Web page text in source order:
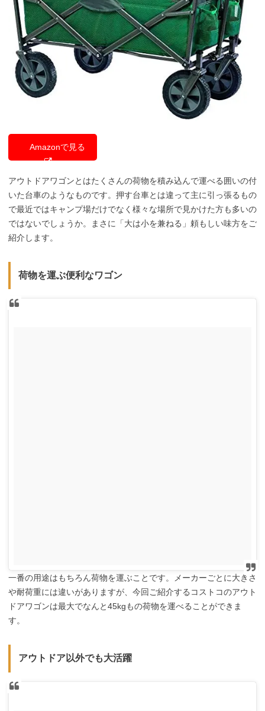
Amazonで見る
アウトドアワゴンとはたくさんの荷物を積み込んで運べる囲いの付
いた台車のようなものです。押す台車とは違って主に引っ張るもの
で最近ではキャンプ場だけでなく様々な場所で見かけた方も多いの
ではないでしょうか。まさに「大は小を兼ねる」頼もしい味方をご
紹介します。
荷物を運ぶ便利なワゴン
一番の用途はもちろん荷物を運ぶことです。メーカーごとに大きさ
や耐荷重には違いがありますが、今回ご紹介するコストコのアウト
ドアワゴンは最大でなんと45kgもの荷物を運べることができま
す。
アウトドア以外でも大活躍